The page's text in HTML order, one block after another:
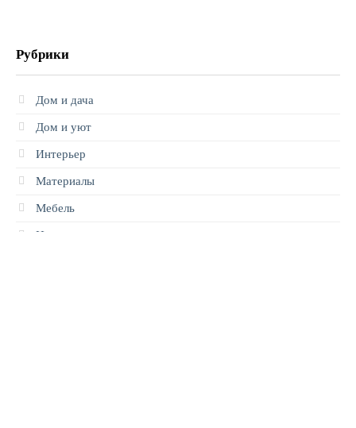
Рубрики
Дом и дача
Дом и уют
Интерьер
Материалы
Мебель
Новости